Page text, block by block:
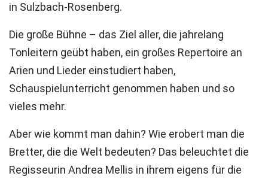
in Sulzbach-Rosenberg.
Die große Bühne – das Ziel aller, die jahrelang
Tonleitern geübt haben, ein großes Repertoire an
Arien und Lieder einstudiert haben,
Schauspielunterricht genommen haben und so
vieles mehr.
Aber wie kommt man dahin? Wie erobert man die
Bretter, die die Welt bedeuten? Das beleuchtet die
Regisseurin Andrea Mellis in ihrem eigens für die